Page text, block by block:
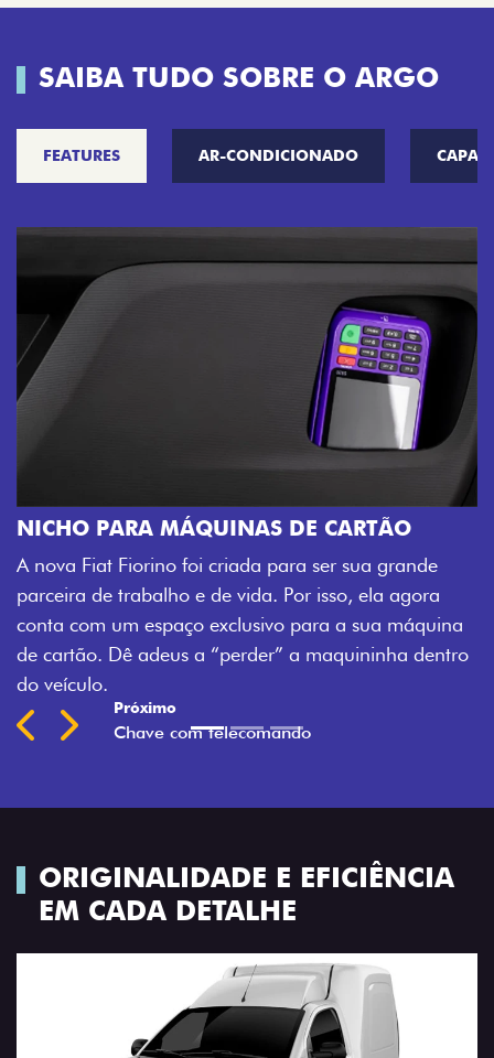
SAIBA TUDO SOBRE O ARGO
FEATURES AR-CONDICIONADO
DE CARTÃO
foi criada para ser sua grande
e de vida. Por isso, ela agora
exclusivo para a sua máquina
a “perder” a maquininha dentro
CHAVE COM
Agora, a chave da
veículo também à
fechadura. São
mais fluidez para o
Previous
Next
ORIGINALIDADE E EFICIÊNCIA
EM CADA DETALHE